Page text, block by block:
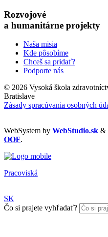
Rozvojové
a humanitárne projekty
Naša misia
Kde pôsobíme
Chceš sa pridať?
Podporte nás
© 2026 Vysoká škola
Bratislave
Zásady spracúvania osobných
WebSystem by WebStudio.sk &
OOF.
Pracoviská
SK
Čo si prajete vyhľadať?